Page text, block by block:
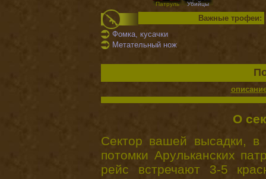
Патруль Убийцы
Важные трофеи:
Фомка, кусачки
Метательный нож
О
Сектор вашей высадки, в
потомки Арульканских
рейс встречают 3-5